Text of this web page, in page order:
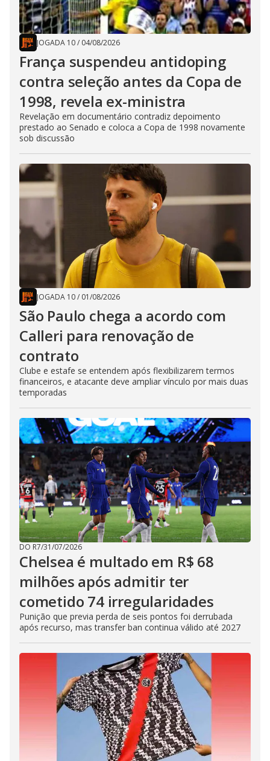
JOGADA 10/ 04/08/2026
França suspendeu antidoping
contra seleção antes da Copa de
1998, revela ex-ministra
Revelação em documentário contradiz depoimento
prestado ao Senado e coloca a Copa de 1998 novamente
sob discussão
JOGADA 10/ 01/08/2026
São Paulo chega a acordo com
Calleri para renovação de
contrato
Clube e estafe se entendem após flexibilizarem termos
financeiros, e atacante deve ampliar vínculo por mais duas
temporadas
DO R7/31/07/2026
Chelsea é multado em R$ 68
milhões após admitir ter
cometido 74 irregularidades
Punição que previa perda de seis pontos foi derrubada
após recurso, mas transfer ban continua válido até 2027